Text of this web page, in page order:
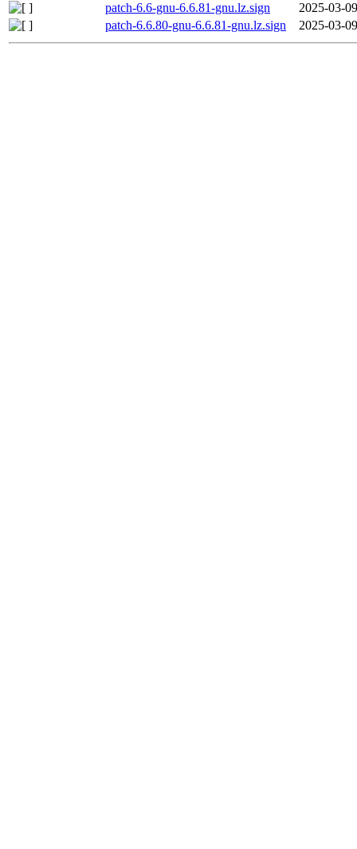
patch-6.6-gnu-6.6.81-gnu.lz.sign
2025-03-
patch-6.6.80-gnu-6.6.81-gnu.lz.sign
2025-03-